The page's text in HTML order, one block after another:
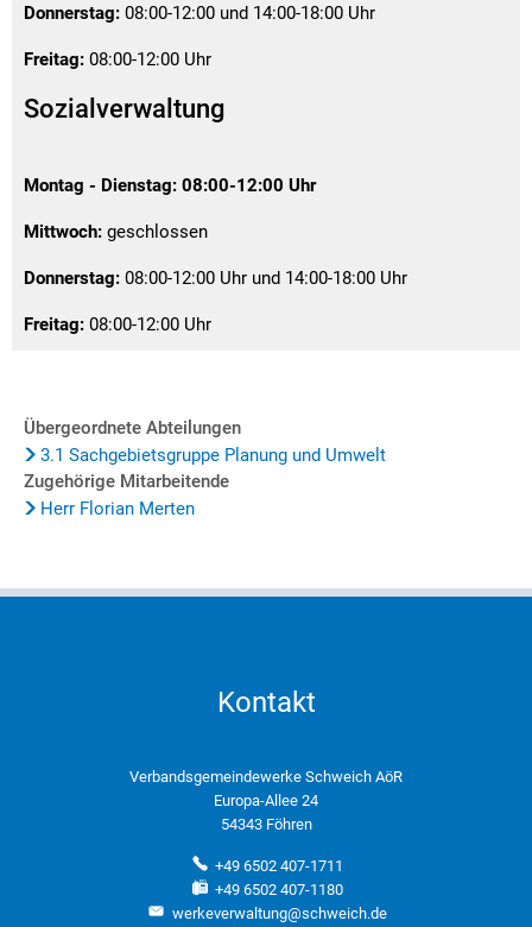
Donnerstag: 08:00-12:00 und 14:00-18:00 Uhr
Freitag: 08:00-12:00 Uhr
Sozialverwaltung
Montag - Dienstag: 08:00-12:00 Uhr
Mittwoch: geschlossen
Donnerstag: 08:00-12:00 Uhr und 14:00-18:00 Uhr
Freitag: 08:00-12:00 Uhr
Übergeordnete Abteilungen
3.1 Sachgebietsgruppe Planung und Umwelt
Zugehörige Mitarbeitende
Herr Florian Merten
Kontakt
Verbandsgemeindewerke Schweich AöR
Europa-Allee 24
54343 Föhren
+49 6502 407-1711
+49 6502 407-1180
werkeverwaltung@schweich.de